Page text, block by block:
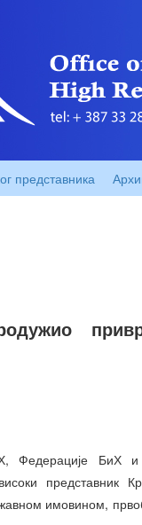
представника
Федерације БиХ и
представник
имовином,